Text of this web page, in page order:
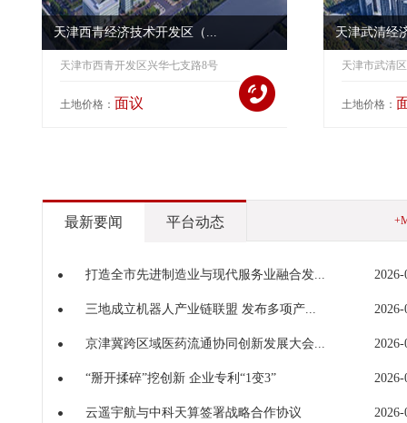
天津西青经济技术开发区（...
天津市西青开发区兴华七支路8号
土地价格： 面议
天津武清经
天津市武清区
土地价格：
最新要闻 平台动态
2026-
打造全市先进制造业与现代服务业融合发...
2026-
三地成立机器人产业链联盟 发布多项产...
2026-
京津冀跨区域医药流通协同创新发展大会...
2026-
“掰开揉碎”挖创新 企业专利“1变3”
2026-
云遥宇航与中科天算签署战略合作协议